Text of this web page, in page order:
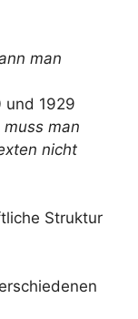
man
und 1929
man
nicht
Struktur